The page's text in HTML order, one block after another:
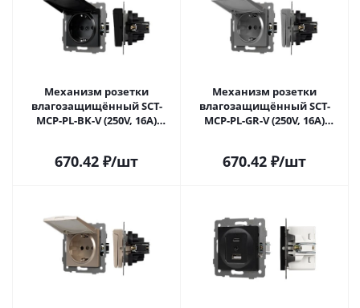
Механизм розетки
влагозащищённый SCT-
MCP-PL-BK-V (250V, 16A)
670.42 ₽/шт
Механизм розетки
влагозащищённый SCT-
MCP-PL-GR-V (250V, 16A)
670.42 ₽/шт